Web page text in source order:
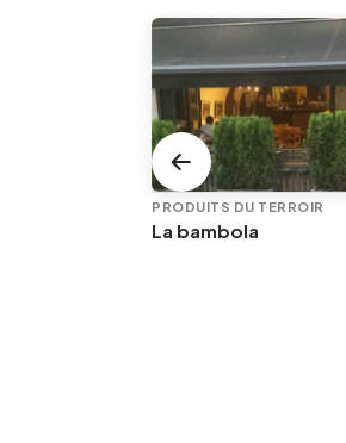
PRODUITS DU TERROIR
La bambola